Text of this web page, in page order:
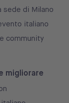
sede di Milano
italiano
community
migliorare